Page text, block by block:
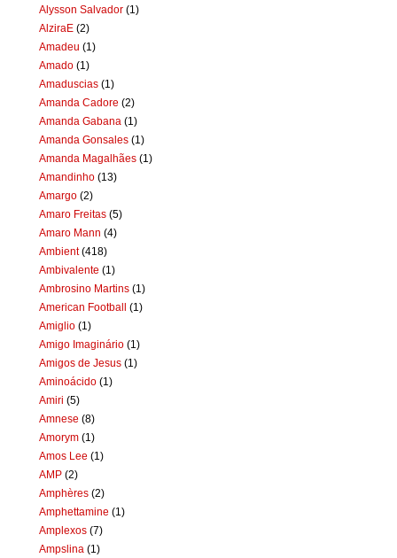
Alysson Salvador (1)
AlziraE (2)
Amadeu (1)
Amado (1)
Amaduscias (1)
Amanda Cadore (2)
Amanda Gabana (1)
Amanda Gonsales (1)
Amanda Magalhães (1)
Amandinho (13)
Amargo (2)
Amaro Freitas (5)
Amaro Mann (4)
Ambient (418)
Ambivalente (1)
Ambrosino Martins (1)
American Football (1)
Amiglio (1)
Amigo Imaginário (1)
Amigos de Jesus (1)
Aminoácido (1)
Amiri (5)
Amnese (8)
Amorym (1)
Amos Lee (1)
AMP (2)
Amphères (2)
Amphettamine (1)
Amplexos (7)
Ampslina (1)